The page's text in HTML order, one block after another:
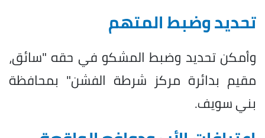
تحديد وضبط المتهم
وأمكن تحديد وضبط المشكو في حقه "سائق،
مقيم بدائرة مركز شرطة الفشن" بمحافظة
بني سويف.